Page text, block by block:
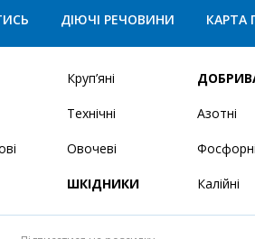
ДІЮЧІ РЕЧОВИНИ КАРТА
Круп’яні
Технічні
Овочеві
ШКІДНИКИ
Азотні
Калійні